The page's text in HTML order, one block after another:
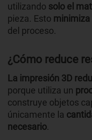
utilizando solo el
pieza. Esto minimiza
del proceso.
¿Cómo reduce
La impresión 3D
porque utiliza un
construye objetos
únicamente la
necesario.